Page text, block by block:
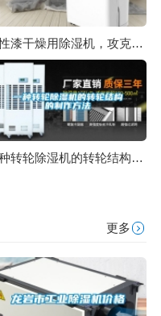
水性漆干燥用除湿机，攻克水性漆干燥难题
一种转轮除湿机的转轮结构的制作方法
更多